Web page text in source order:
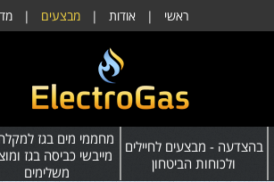
ראשי | אודות | מבצעים |
בהצדעה - מבצעים לחיילים
ולכוחות הביטחון
מחממי מים בגז
מייבשי כביסה בגז
משלימים